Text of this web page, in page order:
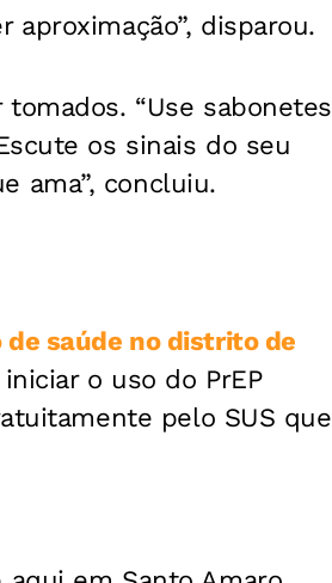
disparou.
“Use sabonetes
os sinais do seu
ama”, concluiu.
saúde no distrito de
o uso do PrEP
pelo SUS que